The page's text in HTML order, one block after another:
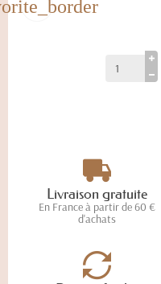
Livraison gratuite
En France à partir de 60 €
d'achats